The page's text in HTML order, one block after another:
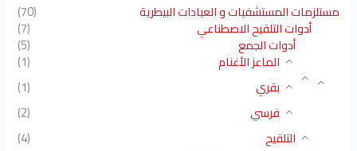
مستلزمات المستشفيات و العيادات البيطرية
(70)
أدوات التلقيح الاصطناعي (7)
أدوات الجمع (5)
الماعز الأغنام
(1)
بقري
(1)
فرسي
(2)
التلقيح
(4)